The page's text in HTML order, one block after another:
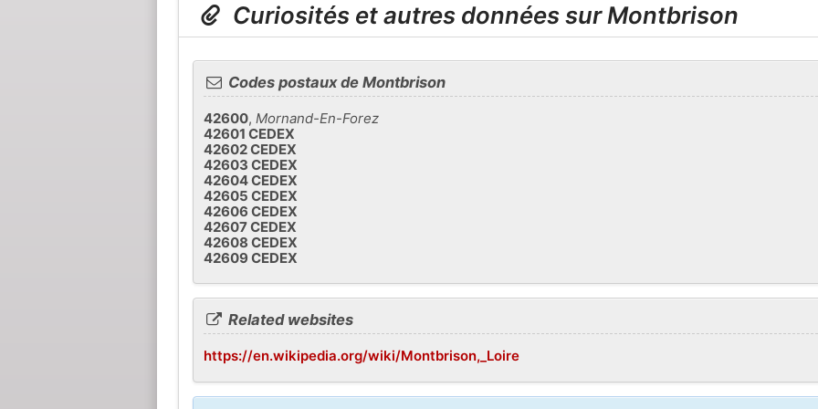
Curiosités et autres données sur Montbrison
Codes postaux de Montbrison
42600, Mornand-En-Forez
42601 CEDEX
42602 CEDEX
42603 CEDEX
42604 CEDEX
42605 CEDEX
42606 CEDEX
42607 CEDEX
42608 CEDEX
42609 CEDEX
Related websites
https://en.wikipedia.org/wiki/Montbrison,_Loire